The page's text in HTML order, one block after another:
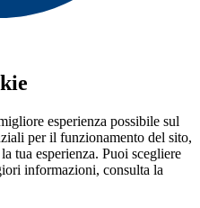
esperienza possibile sul
per il funzionamento del sito,
tua esperienza. Puoi scegliere
informazioni, consulta la